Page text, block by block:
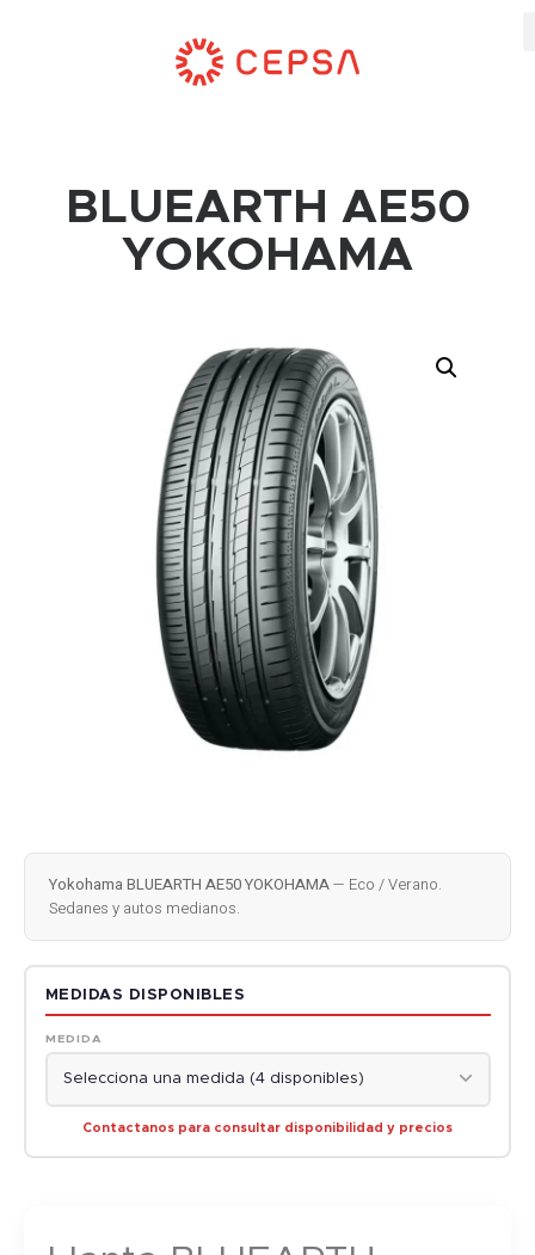
BLUEARTH AE50
YOKOHAMA
Yokohama BLUEARTH AE50 YOKOHAMA— Eco / Verano.
Sedanes y autos medianos.
MEDIDAS DISPONIBLES
MEDIDA
Contactanos para consultar disponibilidad y precios